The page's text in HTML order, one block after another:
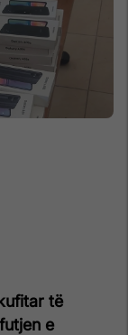
të
e